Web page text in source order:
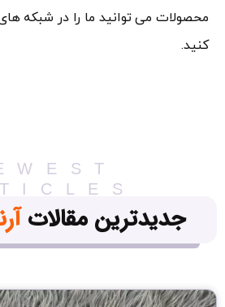
محصولات می توانید ما را در شبکه
کنید.
جدیدترین مقالات